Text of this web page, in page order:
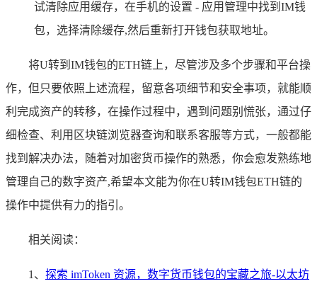
试清除应用缓存，在手机的设置 - 应用管理中找到IM钱
包，选择清除缓存,然后重新打开钱包获取地址。
将U转到IM钱包的ETH链上，尽管涉及多个步骤和平台操
作，但只要依照上述流程，留意各项细节和安全事项，就能顺
利完成资产的转移，在操作过程中，遇到问题别慌张，通过仔
细检查、利用区块链浏览器查询和联系客服等方式，一般都能
找到解决办法，随着对加密货币操作的熟悉，你会愈发熟练地
管理自己的数字资产,希望本文能为你在U转IM钱包ETH链的
操作中提供有力的指引。
相关阅读：
1、 探索 imToken 资源，数字货币钱包的宝藏之旅-以太坊